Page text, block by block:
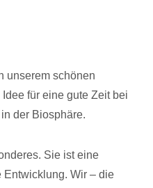
unserem schönen
für eine gute Zeit bei
der Biosphäre.
Sie ist eine
Entwicklung. Wir – die